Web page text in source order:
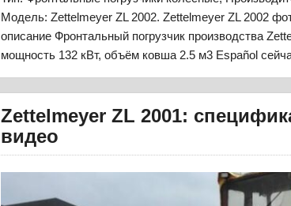
Модель: Zettelmeyer ZL 2002. Zettelmeyer ZL 2002
описание Фронтальный погрузчик производства
мощность 132 кВт, объём ковша 2.5 м3 Español
Zettelmeyer ZL 2001:
видео